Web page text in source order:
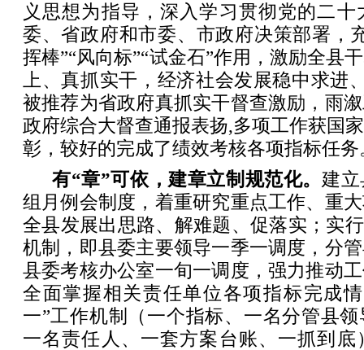
义思想为指导，深入学习贯彻党的二
委、省政府和市委、市政府决策部署，
挥棒”“风向标”“试金石”作用，激励全县
上、真抓实干，经济社会发展稳中求进
被推荐为省政府真抓实干督查激励，雨
政府综合大督查通报表扬,多项工作获国
彰，较好的完成了绩效考核各项指标任务
有“章”可依，建章立制规范化。 建
组月例会制度，着重研究重点工作、重
全县发展出思路、解难题、促落实；实
机制，即县委主要领导一季一调度，分
县委考核办公室一旬一调度，强力推动
全面掌握相关责任单位各项指标完成
一”工作机制（一个指标、一名分管县
一名责任人、一套方案台账、一抓到底